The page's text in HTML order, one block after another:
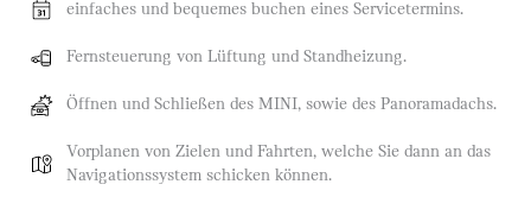
einfaches und bequemes buchen eines Servicetermins.
Fernsteuerung von Lüftung und Standheizung.
Öffnen und Schließen des MINI, sowie des Panoramadachs.
Vorplanen von Zielen und Fahrten, welche Sie dann an das
Navigationssystem schicken können.